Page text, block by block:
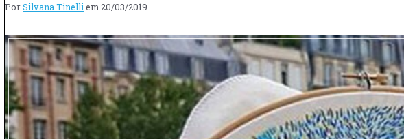
PorSilvana Tinelli em 20/03/2019